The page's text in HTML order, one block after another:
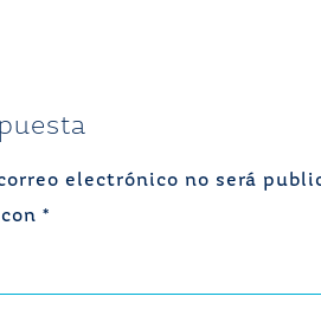
electrónico no será
*